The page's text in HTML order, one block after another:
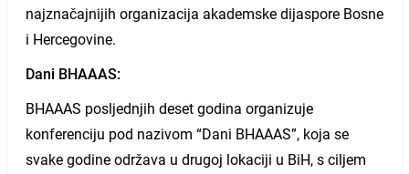
najznačajnijih organizacija akademske dijaspore Bosne
i Hercegovine.
Dani BHAAAS:
BHAAAS posljednjih deset godina organizuje
konferenciju pod nazivom “Dani BHAAAS”, koja se
svake godine održava u drugoj lokaciji u BiH, s ciljem